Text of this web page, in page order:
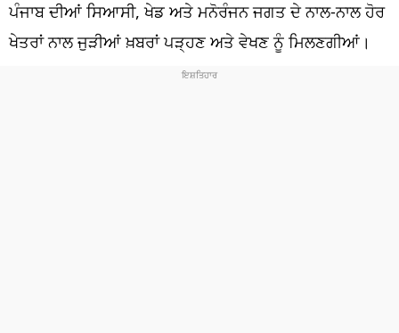
ਲਾਈਫ ਸਟਾਈਲ
ਪੰਜਾਬ ਦੀਆਂ ਸਿਆਸੀ, ਖੇਡ ਅਤੇ ਮਨੋਰੰਜਨ ਜਗਤ ਦੇ ਨਾਲ-ਨਾਲ ਹੋਰ
ਖੇਤਰਾਂ ਨਾਲ ਜੁੜੀਆਂ ਖ਼ਬਰਾਂ ਪੜ੍ਹਣ ਅਤੇ ਵੇਖਣ ਨੂੰ ਮਿਲਣਗੀਆਂ।